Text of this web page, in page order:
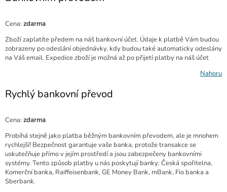
Cena: zdarma
Zboží zaplatíte předem na náš bankovní účet. Údaje k platbě Vám budou
zobrazeny po odeslání objednávky, kdy budou také automaticky odeslány
na Váš email. Expedice zboží je možná až po přijetí platby na náš účet
Nahoru
Rychlý bankovní převod
Cena: zdarma
Probíhá stejně jako platba běžným bankovním převodem, ale je mnohem
rychlejší! Bezpečnost garantuje vaše banka, protože transakce se
uskutečňuje přímo v jejím prostředí a jsou zabezpečeny bankovními
systémy. Tento způsob platby u nás poskytují banky: Česká spořitelna,
Komerční banka, Raiffeisenbank, GE Money Bank, mBank, Fio banka a
Sberbank.